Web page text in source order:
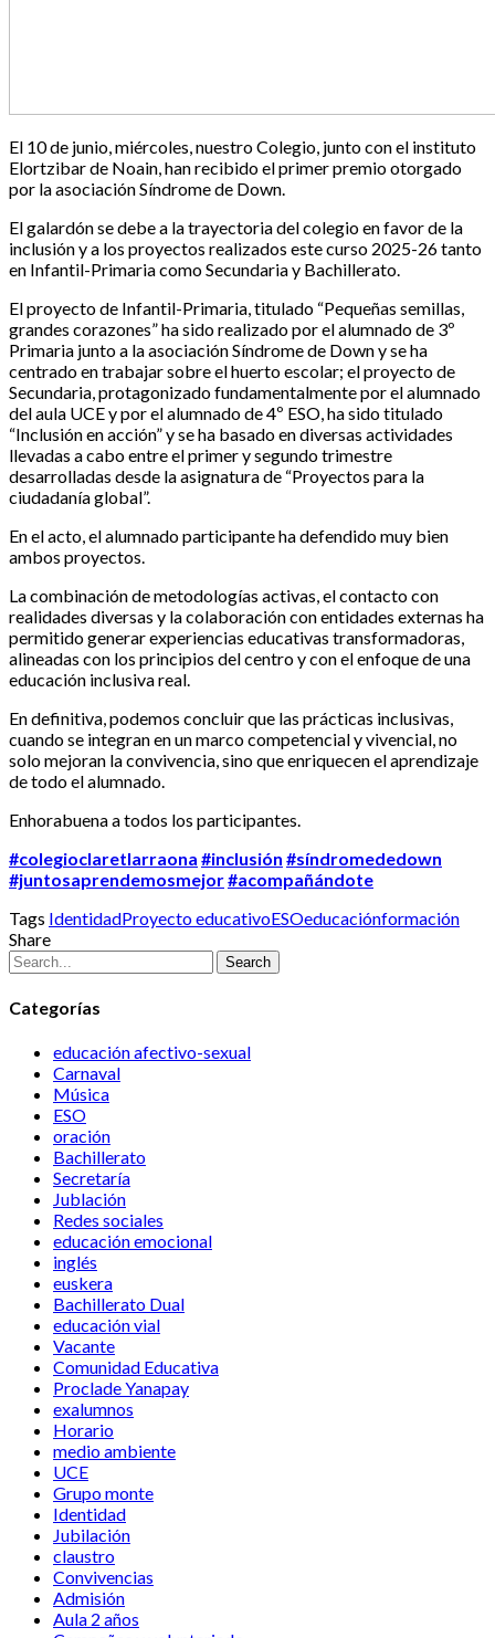
El 10 de junio, miércoles, nuestro Colegio, junto con el instituto
Elortzibar de Noain, han recibido el primer premio otorgado
por la asociación Síndrome de Down.
El galardón se debe a la trayectoria del colegio en favor de la
inclusión y a los proyectos realizados este curso 2025-26 tanto
en Infantil-Primaria como Secundaria y Bachillerato.
El proyecto de Infantil-Primaria, titulado “Pequeñas semillas,
grandes corazones” ha sido realizado por el alumnado de 3º
Primaria junto a la asociación Síndrome de Down y se ha
centrado en trabajar sobre el huerto escolar; el proyecto de
Secundaria, protagonizado fundamentalmente por el alumnado
del aula UCE y por el alumnado de 4º ESO, ha sido titulado
“Inclusión en acción” y se ha basado en diversas actividades
llevadas a cabo entre el primer y segundo trimestre
desarrolladas desde la asignatura de “Proyectos para la
ciudadanía global”.
En el acto, el alumnado participante ha defendido muy bien
ambos proyectos.
La combinación de metodologías activas, el contacto con
realidades diversas y la colaboración con entidades externas ha
permitido generar experiencias educativas transformadoras,
alineadas con los principios del centro y con el enfoque de una
educación inclusiva real.
En definitiva, podemos concluir que las prácticas inclusivas,
cuando se integran en un marco competencial y vivencial, no
solo mejoran la convivencia, sino que enriquecen el aprendizaje
de todo el alumnado.
Enhorabuena a todos los participantes.
#colegioclaretlarraona #inclusión #síndromededown
#juntosaprendemosmejor#acompañándote
Tags IdentidadProyecto educativoESOeducaciónformación
Share
Search
Categorías
educación afectivo-sexual
Carnaval
Música
ESO
oración
Bachillerato
Secretaría
Jublación
Redes sociales
educación emocional
inglés
euskera
Bachillerato Dual
educación vial
Vacante
Comunidad Educativa
Proclade Yanapay
exalumnos
Horario
medio ambiente
UCE
Grupo monte
Identidad
Jubilación
claustro
Convivencias
Admisión
Aula 2 años